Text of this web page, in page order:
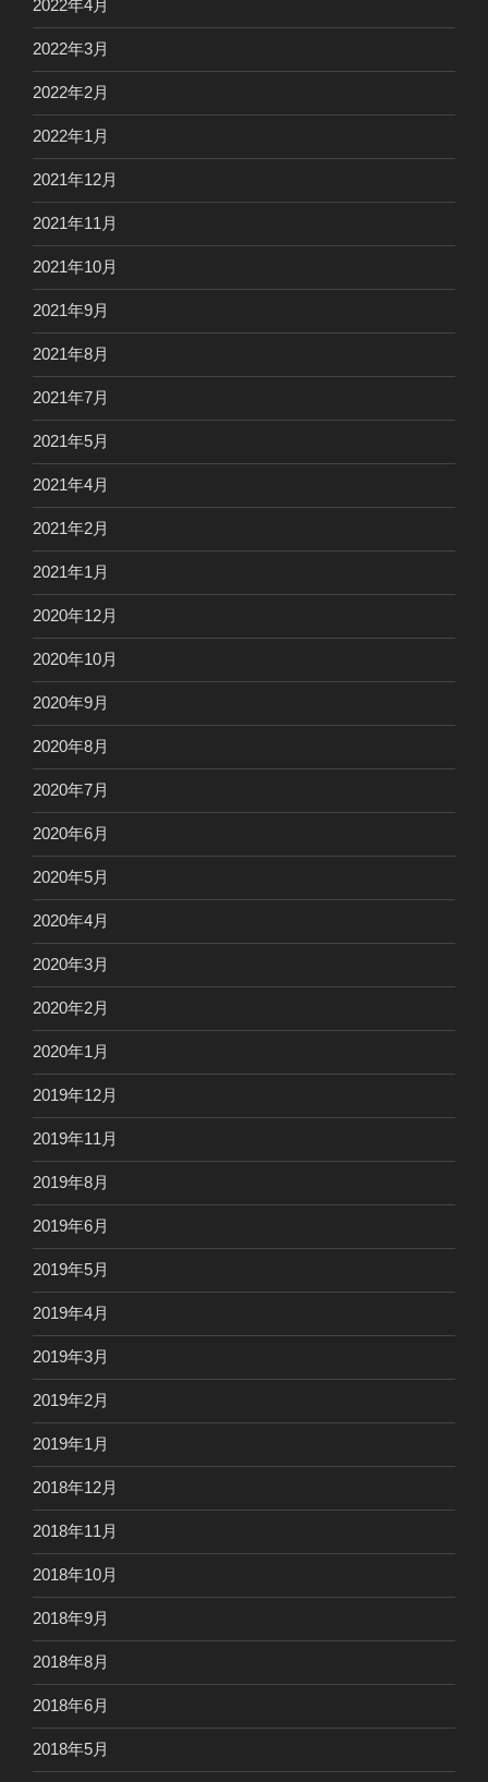
2022年4月
2022年3月
2022年2月
2022年1月
2021年12月
2021年11月
2021年10月
2021年9月
2021年8月
2021年7月
2021年5月
2021年4月
2021年2月
2021年1月
2020年12月
2020年10月
2020年9月
2020年8月
2020年7月
2020年6月
2020年5月
2020年4月
2020年3月
2020年2月
2020年1月
2019年12月
2019年11月
2019年8月
2019年6月
2019年5月
2019年4月
2019年3月
2019年2月
2019年1月
2018年12月
2018年11月
2018年10月
2018年9月
2018年8月
2018年6月
2018年5月